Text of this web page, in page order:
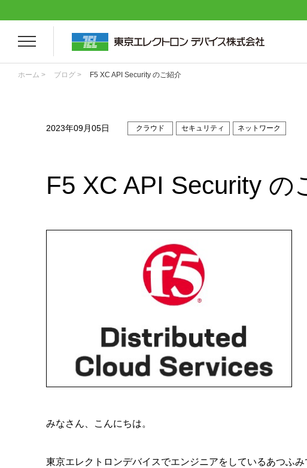
ホーム > ブログ > F5 XC API Security のご紹介
2023年09月05日 クラウド セキュリティ ネットワーク
F5 XC API Security の
みなさん、こんにちは。
東京エレクトロンデバイスでエンジニアをしているあつふみ